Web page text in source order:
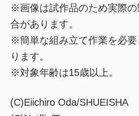
※画像は試作品のため実際
合があります。
※簡単な組み立て作業を必
ります。
※対象年齢は15歳以上。
(C)Eiichiro Oda/SHUEISHA